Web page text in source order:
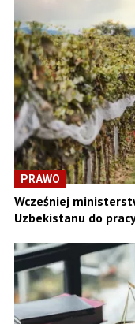
PRAWO
Wcześniej
Uzbekistanu do